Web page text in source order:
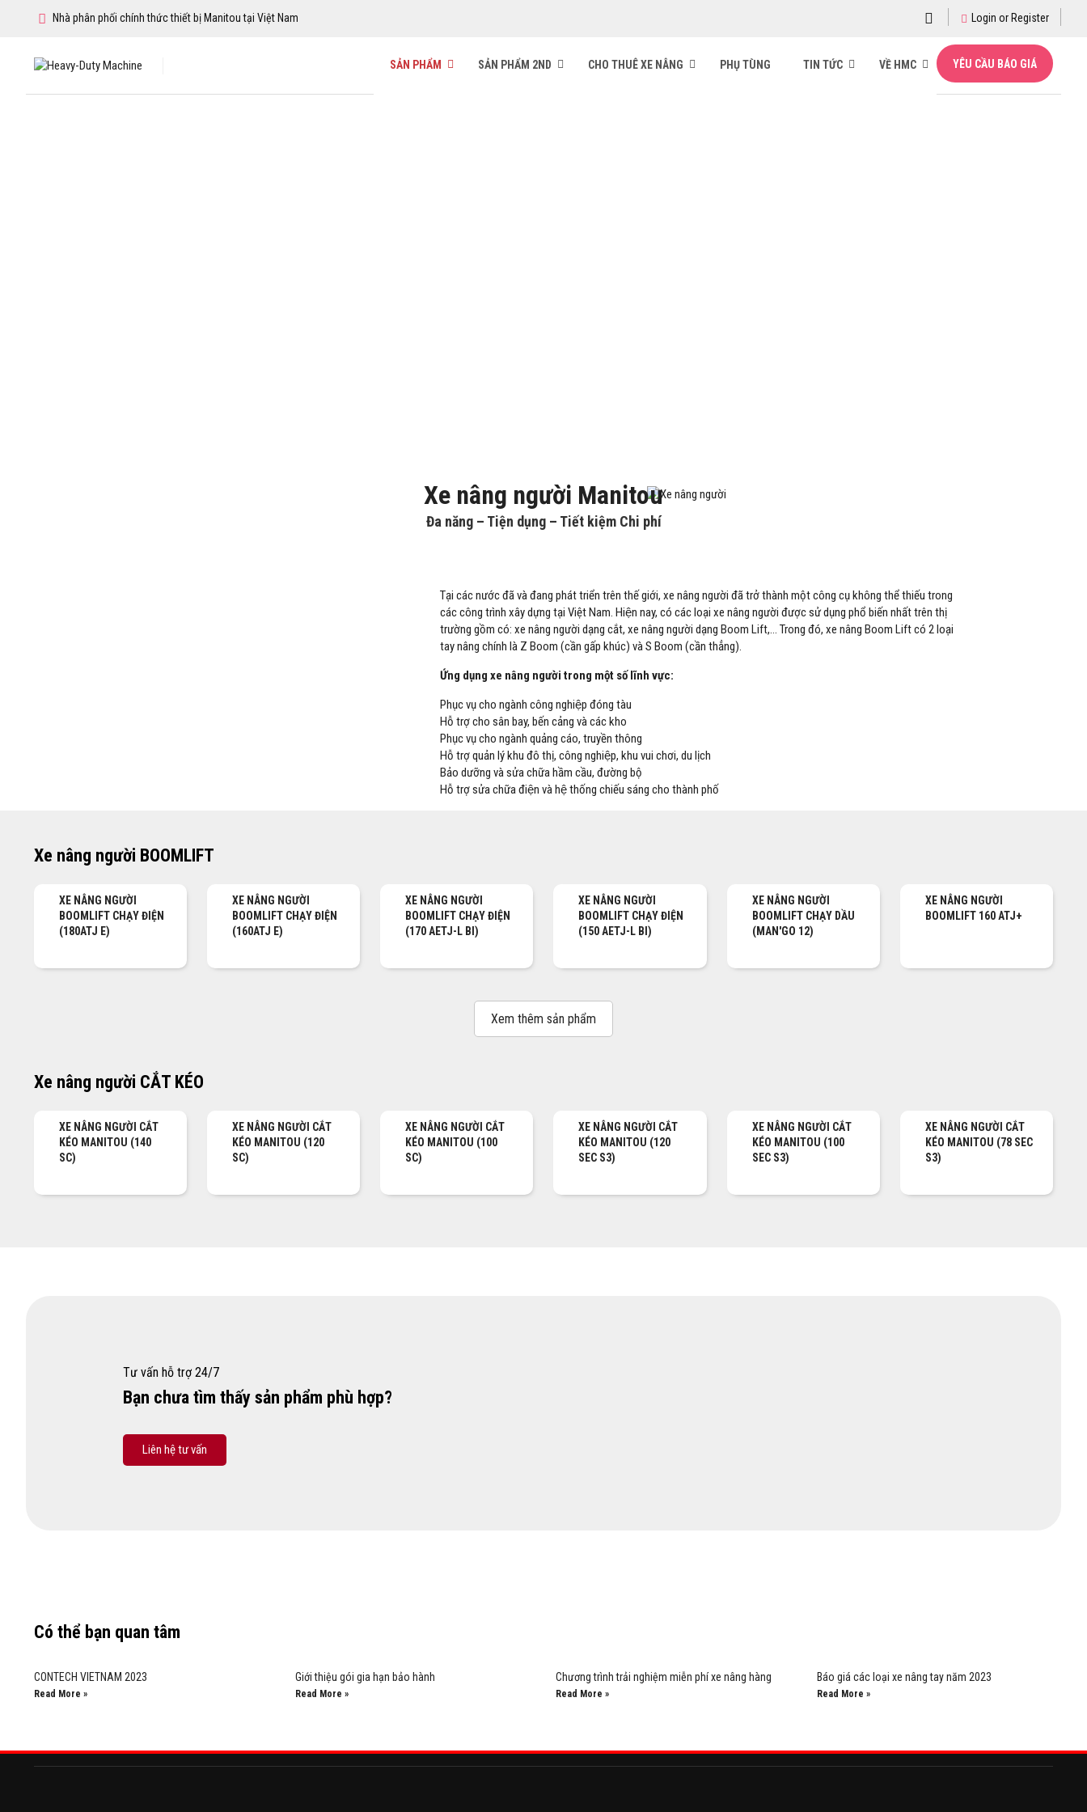
Nhà phân phối chính thức thiết bị Manitou tại Việt Nam Login or Register
SẢN PHẨM SẢN PHẨM 2ND CHO THUÊ XE NÂNG PHỤ TÙNG TIN TỨC VỀ HMC YÊU CẦU BÁO GIÁ
Xe nâng người Manitou
Đa năng – Tiện dụng – Tiết kiệm Chi phí
Tại các nước đã và đang phát triển trên thế giới, xe nâng người đã trở thành một công cụ không thể thiếu trong
các công trình xây dựng tại Việt Nam. Hiện nay, có các loại xe nâng người được sử dụng phổ biến nhất trên thị
trường gồm có: xe nâng người dạng cắt, xe nâng người dạng Boom Lift,… Trong đó, xe nâng Boom Lift có 2 loại
tay nâng chính là Z Boom (cần gấp khúc) và S Boom (cần thẳng).
Ứng dụng xe nâng người trong một số lĩnh vực:
Phục vụ cho ngành công nghiệp đóng tàu
Hỗ trợ cho sân bay, bến cảng và các kho
Phục vụ cho ngành quảng cáo, truyền thông
Hỗ trợ quản lý khu đô thị, công nghiệp, khu vui chơi, du lịch
Bảo dưỡng và sửa chữa hầm cầu, đường bộ
Hỗ trợ sửa chữa điện và hệ thống chiếu sáng cho thành phố
Xe nâng người BOOMLIFT
XE NÂNG NGƯỜI
BOOMLIFT CHẠY ĐIỆN
(180ATJ E)
XE NÂNG NGƯỜI
BOOMLIFT CHẠY ĐIỆN
(160ATJ E)
XE NÂNG NGƯỜI
BOOMLIFT CHẠY ĐIỆN
(170 AETJ-L BI)
XE NÂNG NGƯỜI
BOOMLIFT CHẠY ĐIỆN
(150 AETJ-L BI)
XE NÂNG NGƯỜI
BOOMLIFT CHẠY DẦU
(MAN'GO 12)
XE NÂNG NGƯỜI
BOOMLIFT 160 ATJ+
Xem thêm sản phẩm
Xe nâng người CẮT KÉO
XE NÂNG NGƯỜI CẮT
KÉO MANITOU (140
SC)
XE NÂNG NGƯỜI CẮT
KÉO MANITOU (120
SC)
XE NÂNG NGƯỜI CẮT
KÉO MANITOU (100
SC)
XE NÂNG NGƯỜI CẮT
KÉO MANITOU (120
SEC S3)
XE NÂNG NGƯỜI CẮT
KÉO MANITOU (100
SEC S3)
XE NÂNG NGƯỜI CẮT
KÉO MANITOU (78 SEC
S3)
Tư vấn hỗ trợ 24/7
Bạn chưa tìm thấy sản phẩm phù hợp?
Liên hệ tư vấn
Có thể bạn quan tâm
CONTECH VIETNAM 2023
Read More »
Giới thiệu gói gia hạn bảo hành
Read More »
Chương trình trải nghiệm miễn phí xe nâng hàng
Read More »
Báo giá các loại xe nâng tay năm 2023
Read More »